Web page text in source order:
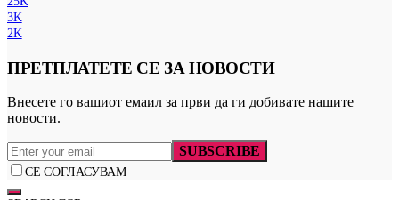
3K
2K
ПРЕТПЛАТЕТЕ СЕ ЗА НОВОСТИ
Внесете го вашиот емаил за први да ги добивате нашите
новости.
SUBSCRIBE
СЕ СОГЛАСУВАМ